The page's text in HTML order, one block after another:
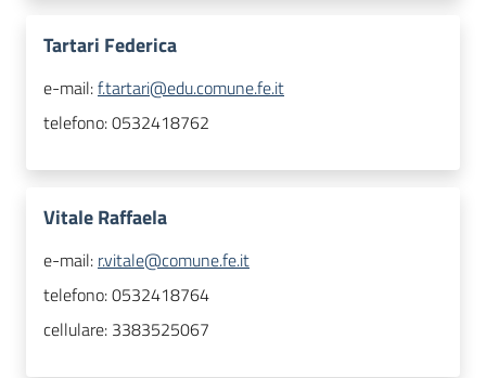
Tartari Federica
e-mail:f.tartari@edu.comune.fe.it
telefono:0532418762
Vitale Raffaela
e-mail: r.vitale@comune.fe.it
telefono:0532418764
cellulare: 3383525067